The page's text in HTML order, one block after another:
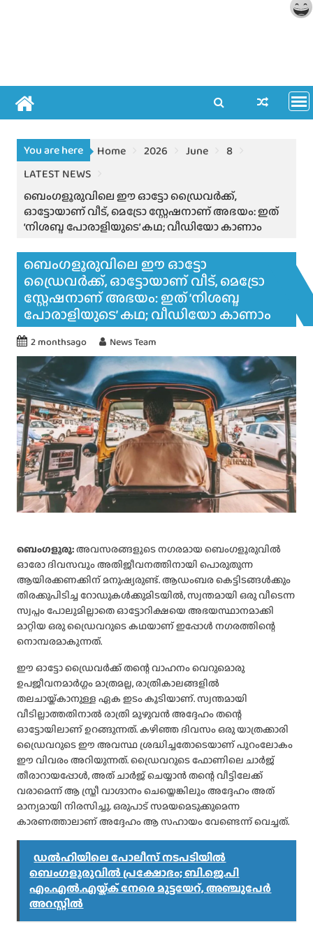
You are here Home 2026 June
8
LATEST NEWS
ബെംഗളൂരുവിലെ ഈ ഓട്ടോ ഡ്രൈവർക്ക്,
ഓട്ടോയാണ് വീട്, മെട്രോ സ്റ്റേഷനാണ് അഭയം: ഇത്
‘നിശബ്ദ പോരാളിയുടെ’ കഥ; വീഡിയോ കാണാം
ബെംഗളൂരുവിലെ ഈ ഓട്ടോ
ഡ്രൈവർക്ക്, ഓട്ടോയാണ് വീട്, മെട്രോ
സ്റ്റേഷനാണ് അഭയം: ഇത് ‘നിശബ്ദ
പോരാളിയുടെ’ കഥ; വീഡിയോ കാണാം
2 monthsago News Team
ബെംഗളൂരു:അവസരങ്ങളുടെ നഗരമായ ബെംഗളൂരുവിൽ
ഓരോ ദിവസവും അതിജീവനത്തിനായി പൊരുതുന്ന
ആയിരക്കണക്കിന് മനുഷ്യരുണ്ട്. ആഡംബര കെട്ടിടങ്ങൾക്കും
തിരക്കുപിടിച്ച റോഡുകൾക്കുമിടയിൽ, സ്വന്തമായി ഒരു വീടെന്ന
സ്വപ്നം പോലുമില്ലാതെ ഓട്ടോറിക്ഷയെ അഭയസ്ഥാനമാക്കി
മാറ്റിയ ഒരു ഡ്രൈവറുടെ കഥയാണ് ഇപ്പോൾ നഗരത്തിന്റെ
നൊമ്പരമാകുന്നത്.
ഈ ഓട്ടോ ഡ്രൈവർക്ക് തന്റെ വാഹനം വെറുമൊരു
ഉപജീവനമാർഗ്ഗം മാത്രമല്ല, രാത്രികാലങ്ങളിൽ
തലചായ്ക്കാനുള്ള ഏക ഇടം കൂടിയാണ്. സ്വന്തമായി
വീടില്ലാത്തതിനാൽ രാത്രി മുഴുവൻ അദ്ദേഹം തന്റെ
ഓട്ടോയിലാണ് ഉറങ്ങുന്നത്. കഴിഞ്ഞ ദിവസം ഒരു യാത്രക്കാരി
ഡ്രൈവറുടെ ഈ അവസ്ഥ ശ്രദ്ധിച്ചതോടെയാണ് പുറംലോകം
ഈ വിവരം അറിയുന്നത്. ഡ്രൈവറുടെ ഫോണിലെ ചാർജ്
തീരാറായപ്പോൾ, അത് ചാർജ് ചെയ്യാൻ തന്റെ വീട്ടിലേക്ക്
വരാമെന്ന് ആ സ്ത്രീ വാഗ്ദാനം ചെയ്തെങ്കിലും അദ്ദേഹം അത്
മാന്യമായി നിരസിച്ചു. ഒരുപാട് സമയമെടുക്കുമെന്ന
കാരണത്താലാണ് അദ്ദേഹം ആ സഹായം വേണ്ടെന്ന് വെച്ചത്.
ഡൽഹിയിലെ പോലീസ് നടപടിയിൽ
ബെംഗളൂരുവിൽ പ്രക്ഷോഭം; ബി.ജെ.പി
എം.എൽ.എയ്ക്ക് നേരെ മുട്ടയേറ്, അഞ്ചുപേർ
അറസ്റ്റിൽ